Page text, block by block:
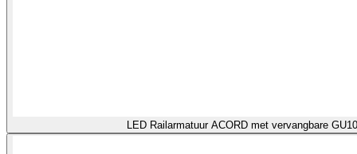
LED Railarmatuur ACORD met